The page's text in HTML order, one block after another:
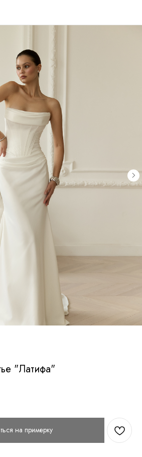
"Латифа"
на примерку